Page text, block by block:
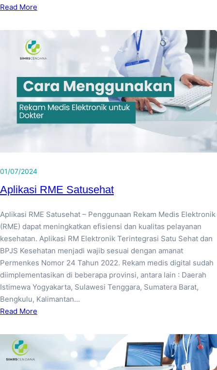
Read More
01/07/2024
Aplikasi RME Satusehat
Aplikasi RME Satusehat – Penggunaan Rekam Medis Elektronik
(RME) dapat meningkatkan efisiensi dan kualitas pelayanan
kesehatan. Aplikasi RM Elektronik Terintegrasi Satu Sehat dan
BPJS Kesehatan menjadi wajib sesuai dengan amanat
Permenkes Nomor 24 Tahun 2022. Rekam medis digital sudah
diimplementasikan di beberapa provinsi, antara lain : Daerah
Istimewa Yogyakarta, Sulawesi Tenggara, Sumatera Barat,
Bengkulu, Kalimantan…
Read More